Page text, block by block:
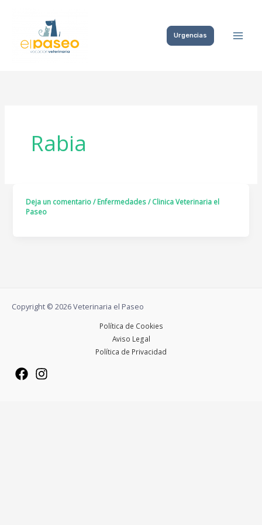
contenido
Urgencias
Rabia
Deja un comentario /Enfermedades/Clinica Veterinaria el
Paseo
Copyright © 2026 Veterinaria el Paseo
Política de Cookies
Aviso Legal
Política de Privacidad